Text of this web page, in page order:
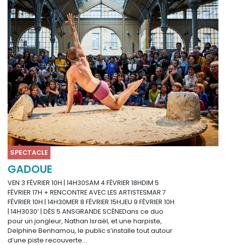
SPECTACLE
GADOUE
VEN 3 FÉVRIER 10H | 14H30SAM 4 FÉVRIER 18HDIM 5
FÉVRIER 17H + RENCONTRE AVEC LES ARTISTESMAR 7
FÉVRIER 10H | 14H30MER 8 FÉVRIER 15HJEU 9 FÉVRIER 10H
| 14H3030’ | DÈS 5 ANSGRANDE SCÈNEDans ce duo
pour un jongleur, Nathan Israël, et une harpiste,
Delphine Benhamou, le public s’installe tout autour
d’une piste recouverte…